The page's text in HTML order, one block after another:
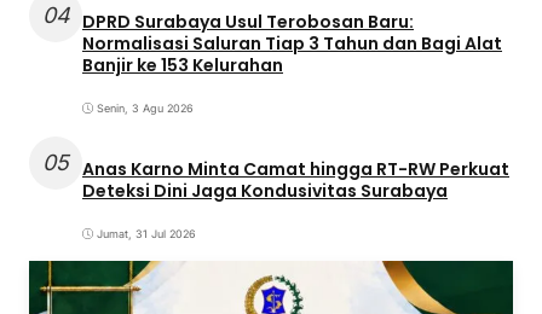
04 DPRD Surabaya Usul Terobosan Baru:
Normalisasi Saluran Tiap 3 Tahun dan Bagi Alat
Banjir ke 153 Kelurahan
Senin, 3 Agu 2026
05 Anas Karno Minta Camat hingga RT-RW Perkuat
Deteksi Dini Jaga Kondusivitas Surabaya
Jumat, 31 Jul 2026